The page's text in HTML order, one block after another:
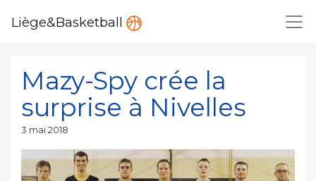
Liège&Basketball
Mazy-Spy crée la
surprise à Nivelles
Publié
3 mai 2018